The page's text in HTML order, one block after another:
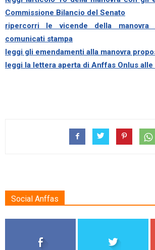
Commissione Bilancio del Senato
ripercorri le vicende della
comunicati stampa
leggi gli emendamenti alla manovra
leggi la lettera aperta di Anffas Onlus
Social Anffas